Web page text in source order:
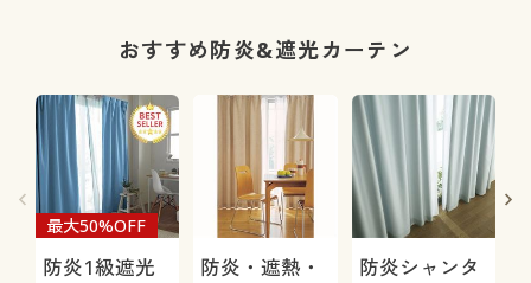
おすすめ防炎&遮光カーテン
防炎1級遮光
最大50%OFF
防炎・遮熱・
防炎シャンタ